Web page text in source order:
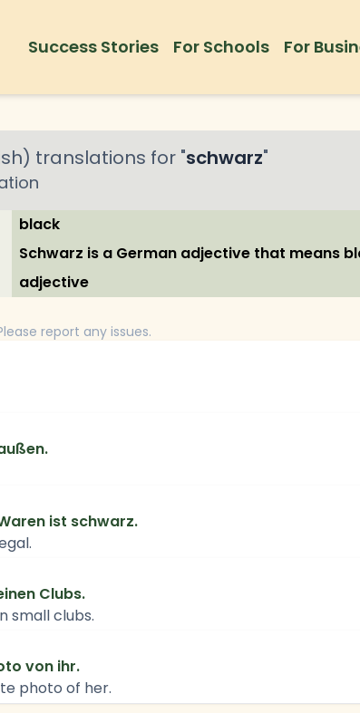
Success Stories For Schools For
translations for "schwarz"
black
Schwarz is a German adjective that means
adjective
report any issues.
ist schwarz.
Clubs.
small clubs.
von ihr.
photo of her.